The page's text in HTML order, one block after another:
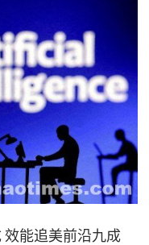
能追美前沿九成